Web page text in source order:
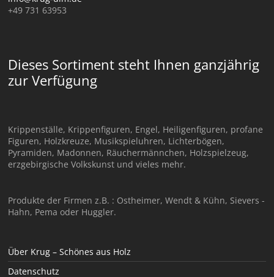
+49 731 63953
Dieses Sortiment steht Ihnen ganzjährig
zur Verfügung
Krippenställe, Krippenfiguren, Engel, Heiligenfiguren, profane
Figuren, Holzkreuze, Musikspieluhren, Lichterbögen,
Pyramiden, Madonnen, Räuchermännchen, Holzspielzeug,
erzgebirgische Volkskunst und vieles mehr.
Produkte der Firmen z.B. : Ostheimer, Wendt & Kühn, Sievers -
Hahn, Pema oder Huggler.
Über Krug – Schönes aus Holz
Datenschutz